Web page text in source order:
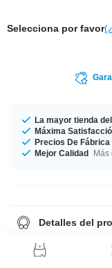
Selecciona por favor
La mayor tienda
Máxima
Precios De Fábrica
Mejor Calidad Más
Detalles del
Dos grosores
Fabricado en diferentes